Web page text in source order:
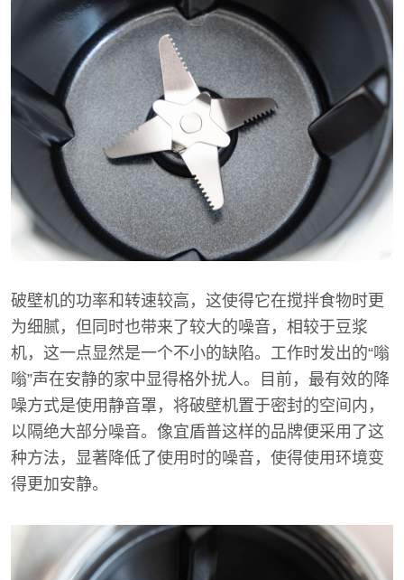
破壁机的功率和转速较高，这使得它在搅拌食物时更
为细腻，但同时也带来了较大的噪音，相较于豆浆
机，这一点显然是一个不小的缺陷。工作时发出的“嗡
嗡”声在安静的家中显得格外扰人。目前，最有效的降
噪方式是使用静音罩，将破壁机置于密封的空间内，
以隔绝大部分噪音。像宜盾普这样的品牌便采用了这
种方法，显著降低了使用时的噪音，使得使用环境变
得更加安静。